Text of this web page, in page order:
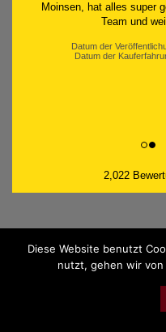
Moinsen, hat alles super
Team und
Datum der
Datum der
2,022
2026 © cudgel Vertrieb
Diese Website benutzt
nutzt, gehen wir von